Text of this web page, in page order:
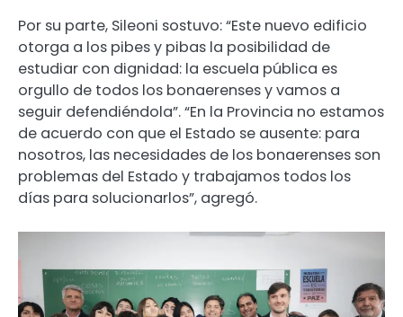
Por su parte, Sileoni sostuvo: “Este nuevo edificio
otorga a los pibes y pibas la posibilidad de
estudiar con dignidad: la escuela pública es
orgullo de todos los bonaerenses y vamos a
seguir defendiéndola”. “En la Provincia no estamos
de acuerdo con que el Estado se ausente: para
nosotros, las necesidades de los bonaerenses son
problemas del Estado y trabajamos todos los
días para solucionarlos”, agregó.